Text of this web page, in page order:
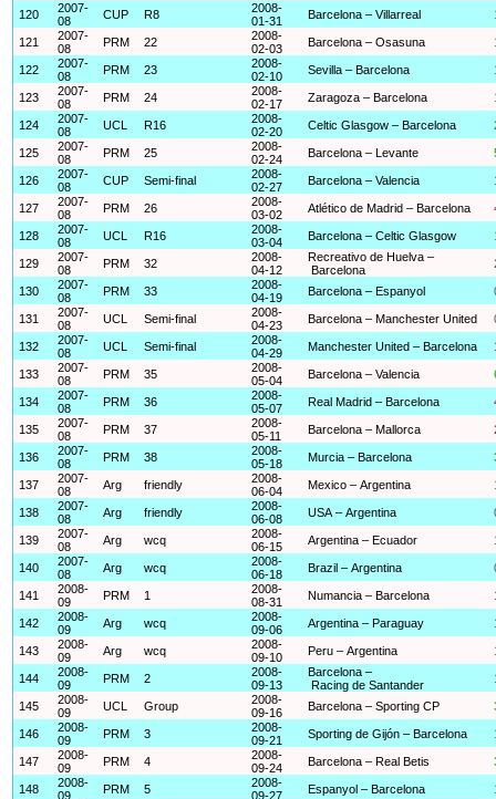
120
2007-
08
CUP R8
2008-
01-31
Barcelona – Villarreal
121
2007-
08
PRM 22
2008-
02-03
Barcelona – Osasuna
122
2007-
08
PRM 23
2008-
02-10
Sevilla – Barcelona
123
2007-
08
PRM 24
2008-
02-17
Zaragoza – Barcelona
124
2007-
08
UCL R16
2008-
02-20
Celtic Glasgow – Barcelona
125
2007-
08
PRM 25
2008-
02-24
Barcelona – Levante
126
2007-
08
CUP Semi-final
2008-
02-27
Barcelona – Valencia
127
2007-
08
PRM 26
2008-
03-02
Atlético de Madrid – Barcelona
128
2007-
08
UCL R16
2008-
03-04
Barcelona – Celtic Glasgow
129
2007-
08
PRM 32
2008-
04-12
Recreativo de Huelva –
Barcelona
130
2007-
08
PRM 33
2008-
04-19
Barcelona – Espanyol
131
2007-
08
UCL Semi-final
2008-
04-23
Barcelona – Manchester United
132
2007-
08
UCL Semi-final
2008-
04-29
Manchester United – Barcelona
133
2007-
08
PRM 35
2008-
05-04
Barcelona – Valencia
134
2007-
08
PRM 36
2008-
05-07
Real Madrid – Barcelona
135
2007-
08
PRM 37
2008-
05-11
Barcelona – Mallorca
136
2007-
08
PRM 38
2008-
05-18
Murcia – Barcelona
137
2007-
08
Arg friendly
2008-
06-04
Mexico – Argentina
138
2007-
08
Arg friendly
2008-
06-08
USA – Argentina
139
2007-
08
Arg wcq
2008-
06-15
Argentina – Ecuador
140
2007-
08
Arg wcq
2008-
06-18
Brazil – Argentina
141
2008-
09
PRM 1
2008-
08-31
Numancia – Barcelona
142
2008-
09
Arg wcq
2008-
09-06
Argentina – Paraguay
143
2008-
09
Arg wcq
2008-
09-10
Peru – Argentina
144
2008-
09
PRM 2
2008-
09-13
Barcelona –
Racing de Santander
145
2008-
09
UCL Group
2008-
09-16
Barcelona – Sporting CP
146
2008-
09
PRM 3
2008-
09-21
Sporting de Gijón – Barcelona
147
2008-
09
PRM 4
2008-
09-24
Barcelona – Real Betis
148
2008-
09
PRM 5
2008-
09-27
Espanyol – Barcelona